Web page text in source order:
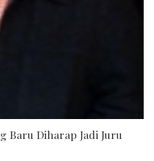
Baru Diharap Jadi Juru